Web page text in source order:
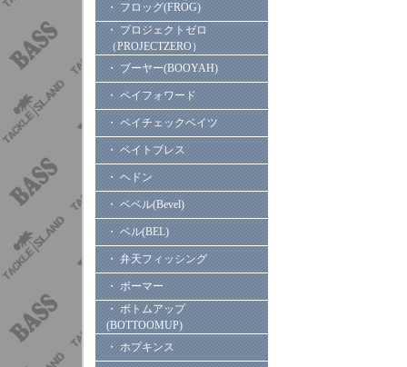
・ フロッグ(FROG)
・ プロジェクトゼロ
（PROJECTZERO）
・ ブーヤー(BOOYAH)
・ ペイフォワード
・ ペイチェックベイツ
・ ベイトブレス
・ ヘドン
・ ベベル(Bevel)
・ ベル(BEL)
・ 弁天フィッシング
・ ボーマー
・ ボトムアップ
(BOTTOOMUP)
・ ホプキンス